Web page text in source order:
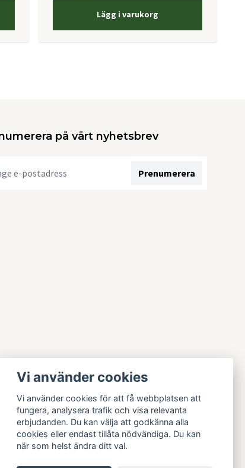
Lägg i varukorg
på vårt nyhetsbrev
Prenumerera
Vi använder cookies
Vi använder cookies för att få webbplatsen att
fungera, analysera trafik och visa relevanta
erbjudanden. Du kan välja att godkänna alla
cookies eller endast tillåta nödvändiga. Du kan
när som helst ändra ditt val.